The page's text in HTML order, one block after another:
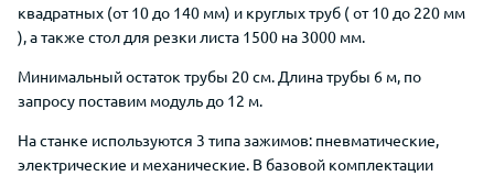
квадратных (от 10 до 140 мм) и круглых труб ( от 10 до 220 мм
), а также стол для резки листа 1500 на 3000 мм.
Минимальный остаток трубы 20 см. Длина трубы 6 м, по
запросу поставим модуль до 12 м.
На станке используются 3 типа зажимов: пневматические,
электрические и механические. В базовой комплектации